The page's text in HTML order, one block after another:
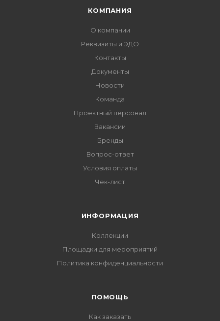
КОМПАНИЯ
О компании
Реквизиты и ЭДО
Контакты
Документы
Новости
Команда
Проектный персонал
Вакансии
Бренды
Вопрос-ответ
Условия оплаты
Чек-лист
ИНФОРМАЦИЯ
Коллекции
Площадки для мероприятий
Политика конфиденциальности
ПОМОЩЬ
Как заказать